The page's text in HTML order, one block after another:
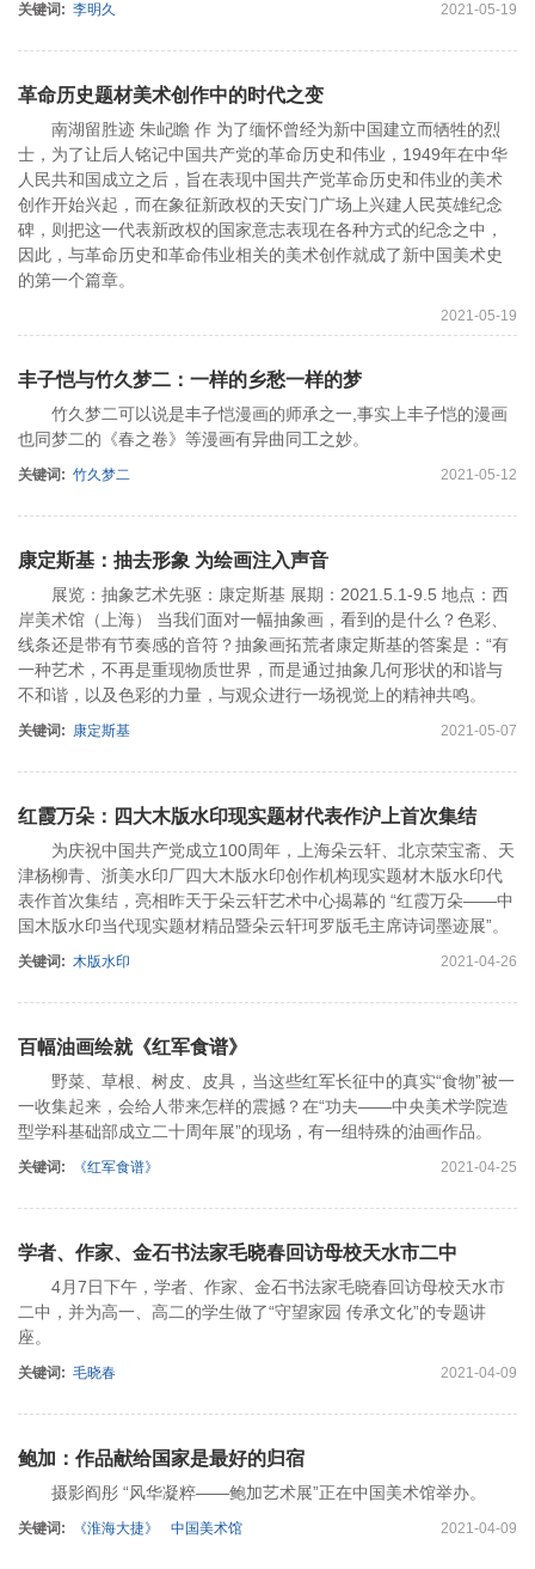
关键词: 李明久 2021-05-19
革命历史题材美术创作中的时代之变
南湖留胜迹 朱屺瞻 作 为了缅怀曾经为新中国建立而牺牲的烈
士，为了让后人铭记中国共产党的革命历史和伟业，1949年在中华
人民共和国成立之后，旨在表现中国共产党革命历史和伟业的美术
创作开始兴起，而在象征新政权的天安门广场上兴建人民英雄纪念
碑，则把这一代表新政权的国家意志表现在各种方式的纪念之中，
因此，与革命历史和革命伟业相关的美术创作就成了新中国美术史
的第一个篇章。
2021-05-19
丰子恺与竹久梦二：一样的乡愁一样的梦
竹久梦二可以说是丰子恺漫画的师承之一,事实上丰子恺的漫画
也同梦二的《春之卷》等漫画有异曲同工之妙。
关键词: 竹久梦二 2021-05-12
康定斯基：抽去形象 为绘画注入声音
展览：抽象艺术先驱：康定斯基 展期：2021.5.1-9.5 地点：西
岸美术馆（上海） 当我们面对一幅抽象画，看到的是什么？色彩、
线条还是带有节奏感的音符？抽象画拓荒者康定斯基的答案是：“有
一种艺术，不再是重现物质世界，而是通过抽象几何形状的和谐与
不和谐，以及色彩的力量，与观众进行一场视觉上的精神共鸣。
关键词: 康定斯基 2021-05-07
红霞万朵：四大木版水印现实题材代表作沪上首次集结
为庆祝中国共产党成立100周年，上海朵云轩、北京荣宝斋、天
津杨柳青、浙美水印厂四大木版水印创作机构现实题材木版水印代
表作首次集结，亮相昨天于朵云轩艺术中心揭幕的 “红霞万朵——中
国木版水印当代现实题材精品暨朵云轩珂罗版毛主席诗词墨迹展”。
关键词: 木版水印 2021-04-26
百幅油画绘就《红军食谱》
野菜、草根、树皮、皮具，当这些红军长征中的真实“食物”被一
一收集起来，会给人带来怎样的震撼？在“功夫——中央美术学院造
型学科基础部成立二十周年展”的现场，有一组特殊的油画作品。
关键词: 《红军食谱》 2021-04-25
学者、作家、金石书法家毛晓春回访母校天水市二中
4月7日下午，学者、作家、金石书法家毛晓春回访母校天水市
二中，并为高一、高二的学生做了“守望家园 传承文化”的专题讲
座。
关键词: 毛晓春 2021-04-09
鲍加：作品献给国家是最好的归宿
摄影阎彤 “风华凝粹——鲍加艺术展”正在中国美术馆举办。
关键词: 《淮海大捷》 中国美术馆 2021-04-09